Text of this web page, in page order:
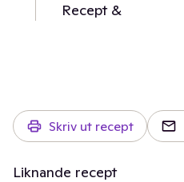
Recept &
Skriv ut recept
Liknande recept